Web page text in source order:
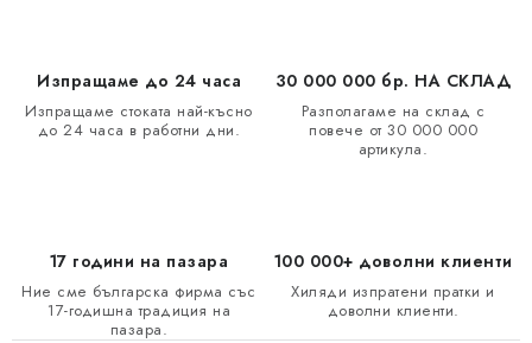
Изпращаме до 24 часа
Изпращаме стоката най-късно
до 24 часа в работни дни.
30 000 000 бр. НА СКЛАД
Разполагаме на склад с
повече от 30 000 000
артикула.
17 години на пазара
Ние сме българска фирма със
17-годишна традиция на
пазара.
100 000+ доволни клиенти
Хиляди изпратени пратки и
доволни клиенти.